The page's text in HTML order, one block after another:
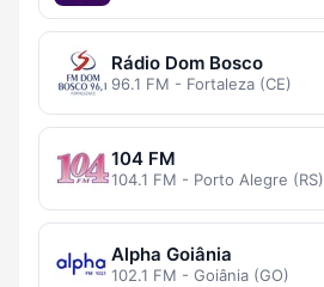
Rádio Dom Bosco
96.1 FM - Fortaleza (CE)
104 FM
104.1 FM - Porto Alegre (RS)
Alpha Goiânia
102.1 FM - Goiânia (GO)